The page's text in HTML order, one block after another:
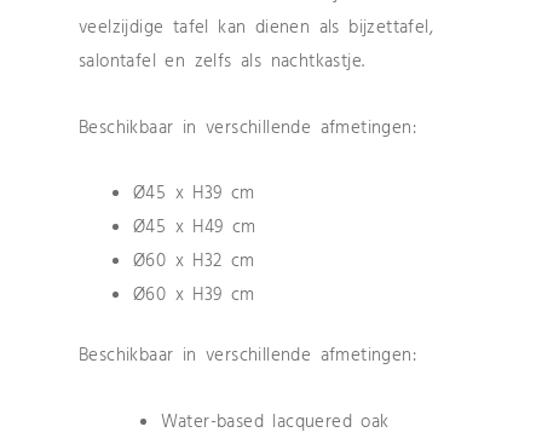
veelzijdige tafel kan dienen als bijzettafel,
salontafel en zelfs als nachtkastje.
Beschikbaar in verschillende afmetingen:
Ø45 x H39 cm
Ø45 x H49 cm
Ø60 x H32 cm
Ø60 x H39 cm
Beschikbaar in verschillende afmetingen:
Water-based lacquered oak